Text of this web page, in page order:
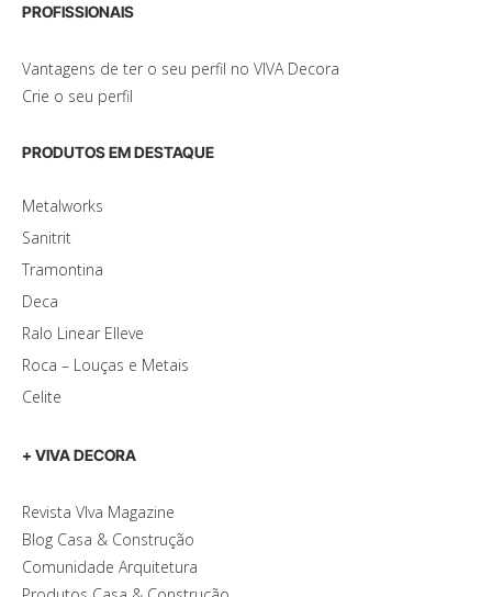
PROFISSIONAIS
Vantagens de ter o seu perfil no VIVA Decora
Crie o seu perfil
PRODUTOS EM DESTAQUE
Metalworks
Sanitrit
Tramontina
Deca
Ralo Linear Elleve
Roca – Louças e Metais
Celite
+ VIVA DECORA
Revista VIva Magazine
Blog Casa & Construção
Comunidade Arquitetura